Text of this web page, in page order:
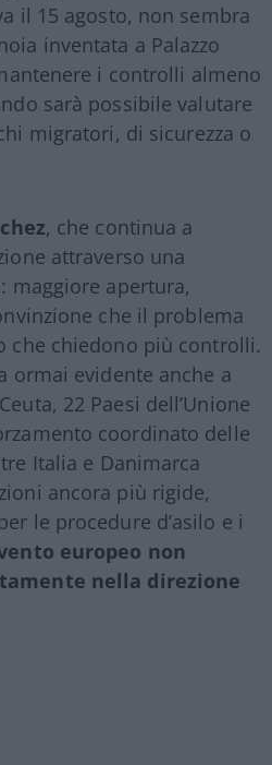
il 15 agosto, non sembra
inventata a Palazzo
i controlli almeno
sarà possibile valutare
migratori, di sicurezza o
, che continua a
attraverso una
maggiore apertura,
che il problema
che chiedono più controlli.
ormai evidente anche a
22 Paesi dell’Unione
coordinato delle
Italia e Danimarca
ancora più rigide,
le procedure d’asilo e i
europeo non
nella direzione